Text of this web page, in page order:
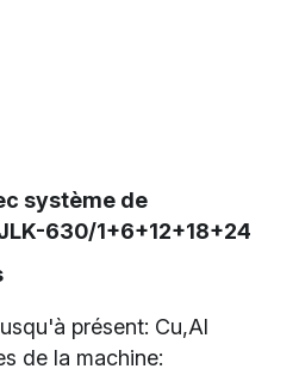
système de
630/1+6+12+18+24
présent: Cu,Al
de la machine: